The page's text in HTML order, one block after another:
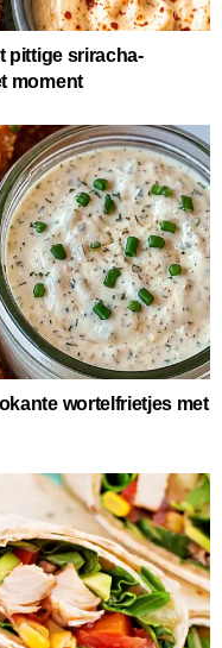
pittige sriracha-
moment
wortelfrietjes met